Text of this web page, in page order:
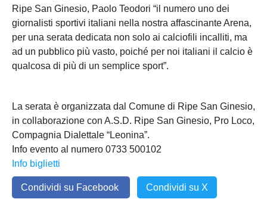
Ripe San Ginesio, Paolo Teodori “il numero uno dei
giornalisti sportivi italiani nella nostra affascinante Arena,
per una serata dedicata non solo ai calciofili incalliti, ma
ad un pubblico più vasto, poiché per noi italiani il calcio è
qualcosa di più di un semplice sport”.
La serata è organizzata dal Comune di Ripe San Ginesio,
in collaborazione con A.S.D. Ripe San Ginesio, Pro Loco,
Compagnia Dialettale “Leonina”.
Info evento al numero 0733 500102
Info biglietti
Condividi su Facebook Condividi su X